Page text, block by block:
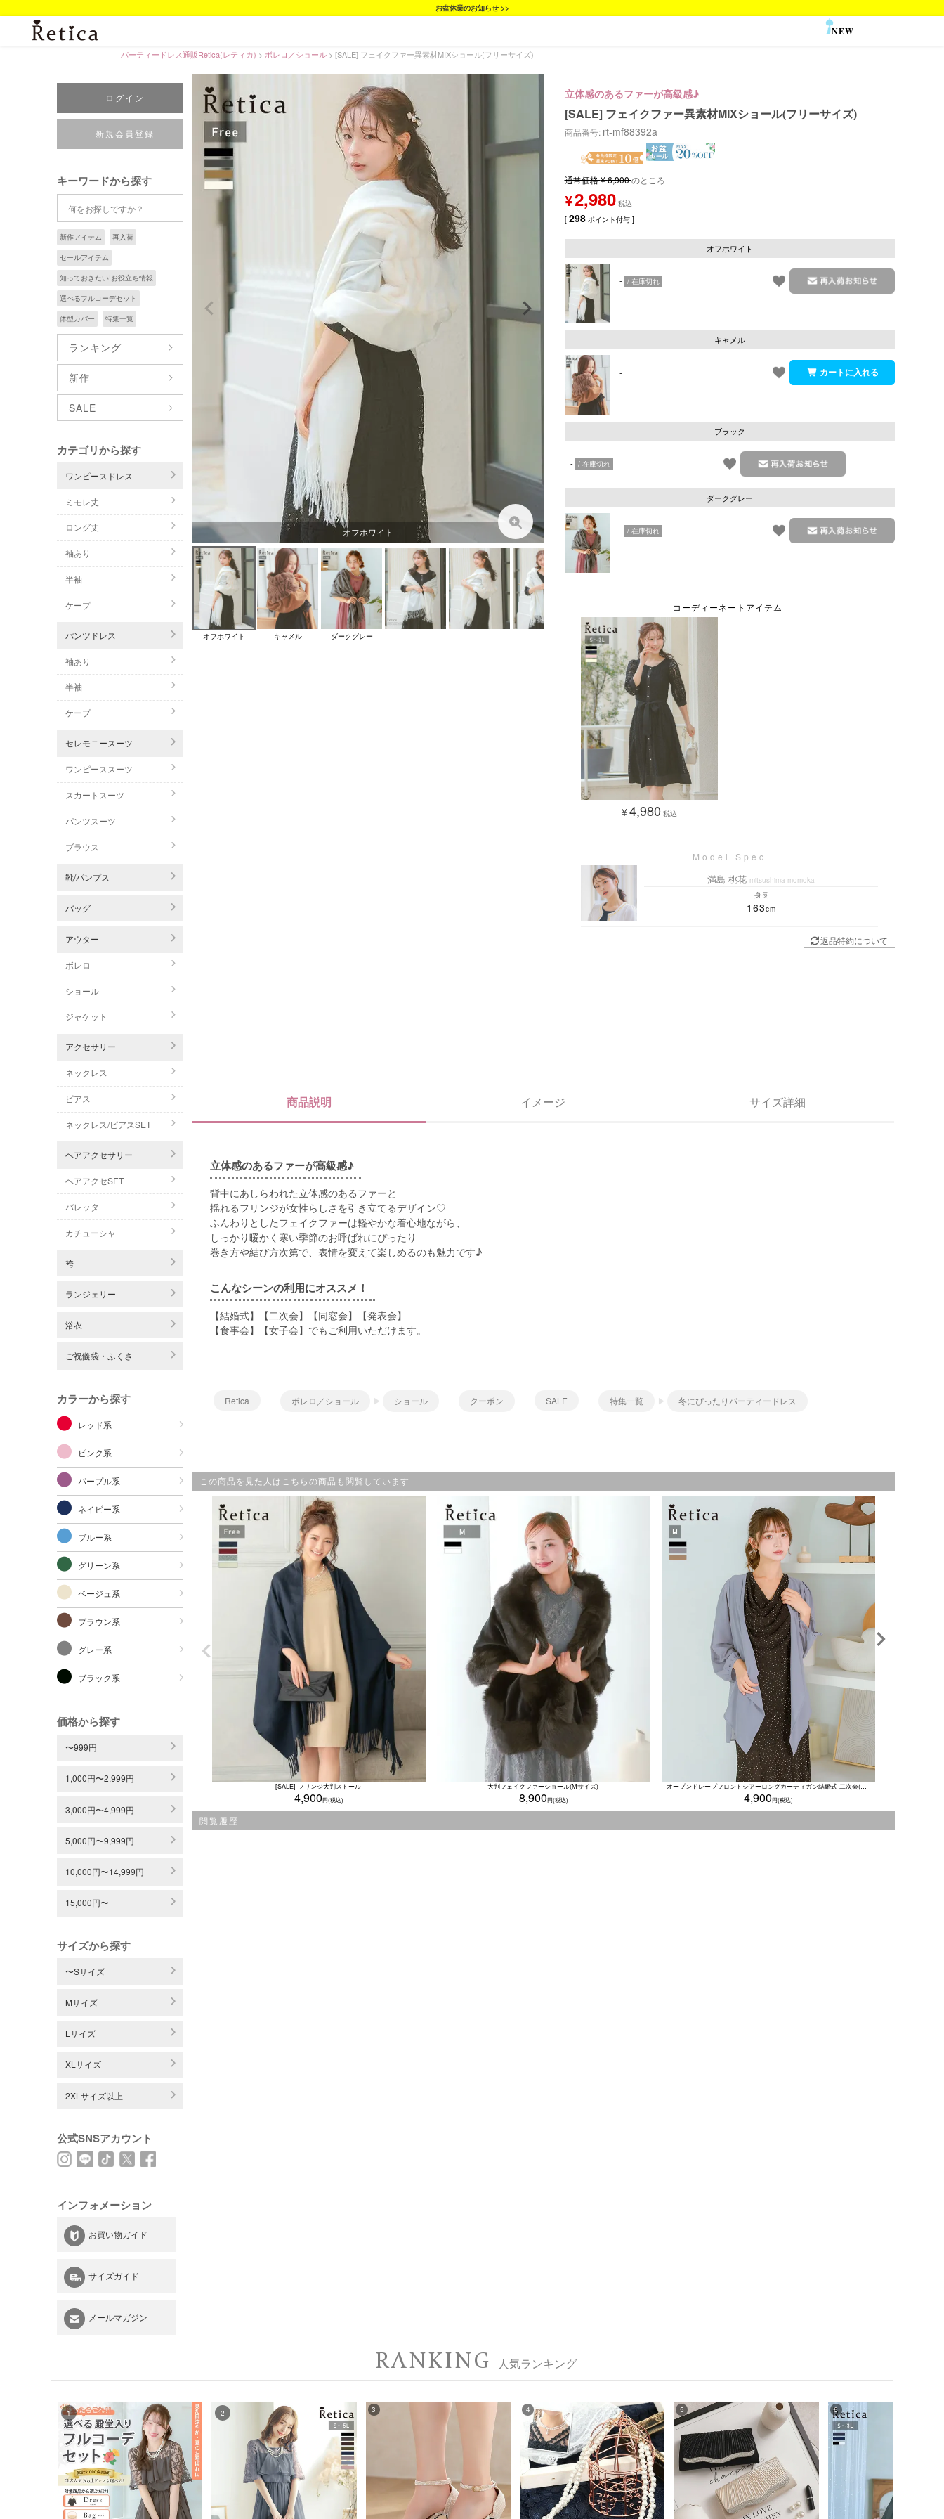
お盆休業のお知らせ >>
NEW
パーティードレス通販Retica(レティカ) ボレロ／ショール [SALE] フェイクファー異素材MIXショール(フリーサイズ)
ログイン
新規会員登録
キーワードから探す
新作アイテム 再入荷
セールアイテム
知っておきたい!お役立ち情報
選べるフルコーデセット
体型カバー 特集一覧
ランキング
新作
SALE
カテゴリから探す
ワンピースドレス
ミモレ丈
ロング丈
袖あり
半袖
ケープ
パンツドレス
袖あり
半袖
ケープ
セレモニースーツ
ワンピーススーツ
スカートスーツ
パンツスーツ
ブラウス
靴/パンプス
バッグ
アウター
ボレロ
ショール
ジャケット
アクセサリー
ネックレス
ピアス
ネックレス/ピアスSET
ヘアアクセサリー
ヘアアクセSET
バレッタ
カチューシャ
袴
ランジェリー
浴衣
ご祝儀袋・ふくさ
カラーから探す
レッド系
ピンク系
パープル系
ネイビー系
ブルー系
グリーン系
ベージュ系
ブラウン系
グレー系
ブラック系
価格から探す
〜999円
1,000円〜2,999円
3,000円〜4,999円
5,000円〜9,999円
10,000円〜14,999円
15,000円〜
サイズから探す
〜Sサイズ
Mサイズ
Lサイズ
XLサイズ
2XLサイズ以上
公式SNSアカウント
インフォメーション
お買い物ガイド
サイズガイド
メールマガジン
オフホワイト
オフホワイト キャメル ダークグレー
立体感のあるファーが高級感♪
[SALE] フェイクファー異素材MIXショール(フリーサイズ)
商品番号 rt-mf88392a
通常価格¥6,900のところ
¥2,980
[ 298 ポイント付与 ]
オフホワイト
- 在庫切れ
キャメル
-
ブラック
- 在庫切れ
ダークグレー
- 在庫切れ
¥4,980 税込
満島 桃花 mitsushima momoka
身長
163
返品特約について
商品説明 イメージ サイズ詳細
立体感のあるファーが高級感♪
背中にあしらわれた立体感のあるファーと
揺れるフリンジが女性らしさを引き立てるデザイン♡
ふんわりとしたフェイクファーは軽やかな着心地ながら、
しっかり暖かく寒い季節のお呼ばれにぴったり
巻き方や結び方次第で、表情を変えて楽しめるのも魅力です♪
こんなシーンの利用にオススメ！
【結婚式】【二次会】【同窓会】【発表会】
【食事会】【女子会】でもご利用いただけます。
Retica ボレロ／ショール ショール クーポン SALE 特集一覧 冬にぴったりパーティードレス
この商品を見た人はこちらの商品も閲覧しています
[SALE] フリンジ大判ストール
4,900
大判フェイクファーショール(Mサイズ)
8,900
オープンドレープフロントシアーロングカーディガン結婚式 二次会(Mサイズ)
4,900
閲覧履歴
RANKING 人気ランキング